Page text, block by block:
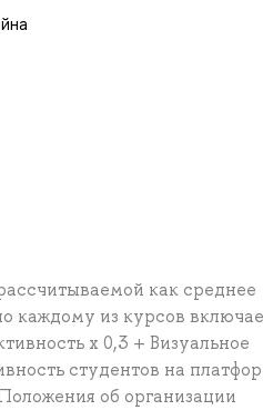
как среднее
каждому из курсов
x 0,3 + Визуальное
студентов на
об организации